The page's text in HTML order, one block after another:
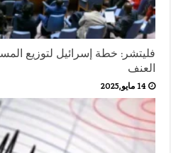
فليتشر: خطة إسرائيل لتوزيع
العنف
14 مايو,2025